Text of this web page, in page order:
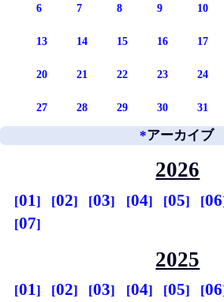
6 7 8 9 10
13 14 15 16 17
20 21 22 23 24
27 28 29 30 31
*アーカイブ
2026
01 02 03 04 05
06
07
2025
01 02 03 04 05
06